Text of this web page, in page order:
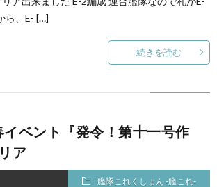
ら、E- […]
続きを読む
ベント『発令！第十一号作
ア
艦隊これくしょん -艦これ-